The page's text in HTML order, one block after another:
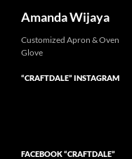
Amanda Wijaya
Customized Apron & Oven
Glove
“CRAFTDALE” INSTAGRAM
FACEBOOK “CRAFTDALE”